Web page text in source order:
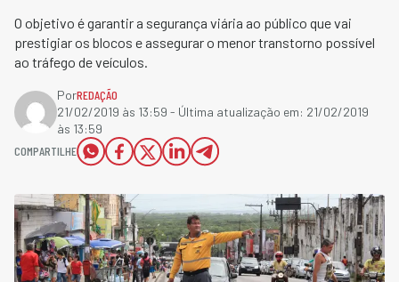
O objetivo é garantir a segurança viária ao público que vai
prestigiar os blocos e assegurar o menor transtorno possível
ao tráfego de veículos.
PorREDAÇÃO
21/02/2019 às 13:59 - Última atualização em: 21/02/2019
às 13:59
COMPARTILHE